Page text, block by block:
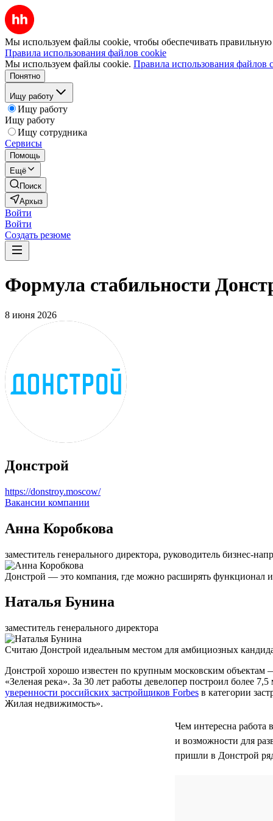
Мы используем файлы cookie, чтобы обеспечивать правильную
Правила использования файлов cookie
Мы используем файлы cookie. Правила использования файлов
Понятно
Ищу работу
Ищу работу
Ищу работу
Ищу сотрудника
Сервисы
Помощь
Ещё
Поиск
Архыз
Войти
Войти
Создать резюме
Формула стабильности
8 июня 2026
Донстрой
https://donstroy.moscow/
Вакансии компании
Анна Коробкова
заместитель генерального директора, руководитель бизнес-
Донстрой — это компания, где можно расширять функционал
Наталья Бунина
заместитель генерального директора
Считаю Донстрой идеальным местом для амбициозных
Донстрой хорошо известен по крупным московским
«Зеленая река». За 30 лет работы девелопер построил более
уверенности российских застройщиков Forbes в категории
Жилая недвижимость».
Чем интересна работа
и возможности для
пришли в Донстрой